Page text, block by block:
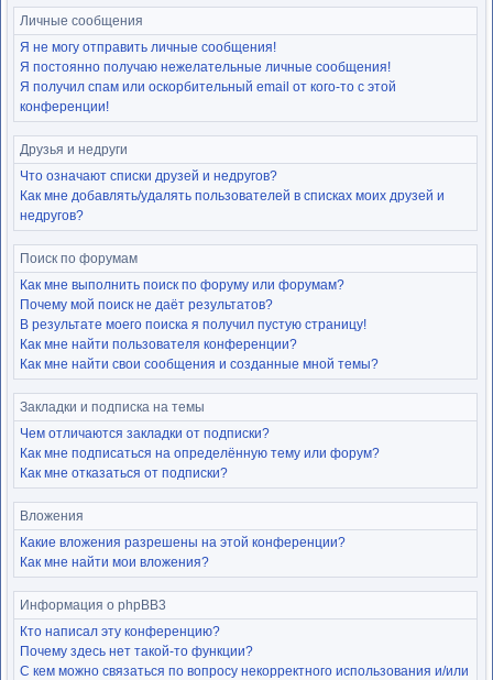
Личные сообщения
Я не могу отправить личные сообщения!
Я постоянно получаю нежелательные личные сообщения!
Я получил спам или оскорбительный email от кого-то с этой
конференции!
Друзья и недруги
Что означают списки друзей и недругов?
Как мне добавлять/удалять пользователей в списках моих друзей и
недругов?
Поиск по форумам
Как мне выполнить поиск по форуму или форумам?
Почему мой поиск не даёт результатов?
В результате моего поиска я получил пустую страницу!
Как мне найти пользователя конференции?
Как мне найти свои сообщения и созданные мной темы?
Закладки и подписка на темы
Чем отличаются закладки от подписки?
Как мне подписаться на определённую тему или форум?
Как мне отказаться от подписки?
Вложения
Какие вложения разрешены на этой конференции?
Как мне найти мои вложения?
Информация о phpBB3
Кто написал эту конференцию?
Почему здесь нет такой-то функции?
С кем можно связаться по вопросу некорректного использования и/или